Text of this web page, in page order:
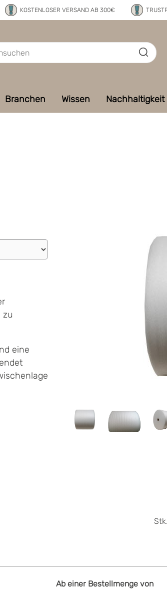
KOSTENLOSER VERSAND AB 300€
Branchen Wissen Nachhaltigkeit
zu
eine
Stk.
Ab einer Bestellmenge von